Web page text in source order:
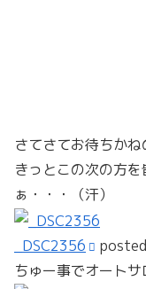
さてさてお待ちかね
きっとこの次の方
ぁ・・・（汗）
_DSC2356
ちゅー事でオートサ